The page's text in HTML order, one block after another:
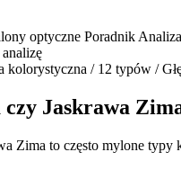
optyczne Poradnik
kolorystyczna / 12 typów /
czy Jaskrawa
Zima to często mylone